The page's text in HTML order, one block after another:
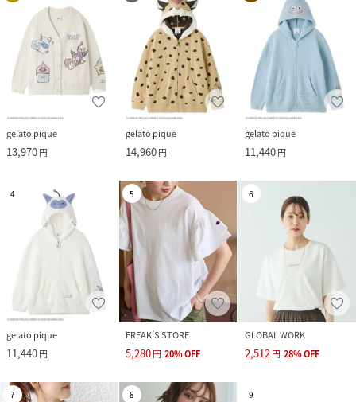
gelato pique
13,970円
gelato pique
14,960円
gelato pique
11,440円
4
gelato pique
11,440円
5
FREAK’S STORE
5,280円 20%OFF
6
GLOBAL WORK
2,512円 28%OFF
7 8 9